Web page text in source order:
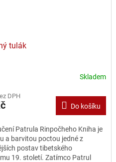
tulák
Skladem
DPH
Do košíku
Patrula Rinpočheho Kniha je
a barvitou poctou jedné z
postav tibetského
19. století. Zatímco Patrul